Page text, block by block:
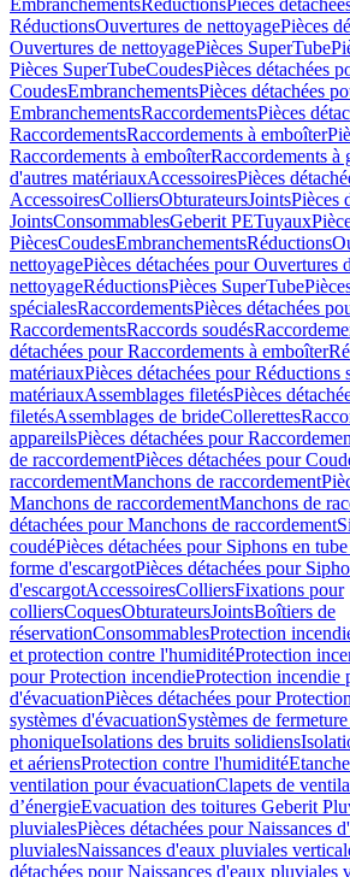
EmbranchementsRéductionsPièces
RéductionsOuvertures de nettoyagePièces
Ouvertures de nettoyagePièces SuperTube
Pièces SuperTubeCoudesPièces détachées
CoudesEmbranchementsPièces détachées
EmbranchementsRaccordementsPièces
RaccordementsRaccordements à emboîter
Raccordements à emboîterRaccordements à
d'autres matériauxAccessoiresPièces
AccessoiresColliersObturateursJointsPièces
JointsConsommablesGeberit PETuyaux
PiècesCoudesEmbranchementsRéductions
nettoyagePièces détachées pour Ouvertures
nettoyageRéductionsPièces SuperTube
spécialesRaccordementsPièces détachées
RaccordementsRaccords soudés
détachées pour Raccordements à emboîter
matériauxPièces détachées pour Réductions
matériauxAssemblages filetésPièces
filetésAssemblages de brideCollerettes
appareilsPièces détachées pour
de raccordementPièces détachées pour
raccordementManchons de raccordement
Manchons de raccordementManchons de
détachées pour Manchons de raccordement
coudéPièces détachées pour Siphons en
forme d'escargotPièces détachées pour
d'escargotAccessoiresColliersFixations pour
colliersCoquesObturateursJointsBoîtiers de
réservationConsommablesProtection
et protection contre l'humiditéProtection
pour Protection incendieProtection incendie
d'évacuationPièces détachées pour
systèmes d'évacuationSystèmes de
phoniqueIsolations des bruits solidiens
et aériensProtection contre l'humidité
ventilation pour évacuationClapets de
d’énergieEvacuation des toitures Geberit
pluvialesPièces détachées pour Naissances
pluvialesNaissances d'eaux pluviales
détachées pour Naissances d'eaux pluviales